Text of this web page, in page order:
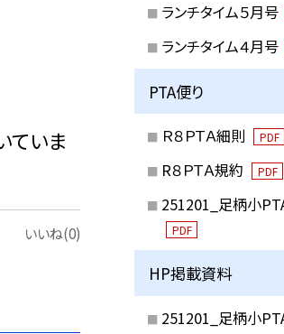
ていま
いいね(0)
ランチタイム５月号
ランチタイム４月号
PTA便り
Ｒ８ＰＴＡ細則 PDF
R８ＰＴＡ規約 PDF
251201_足柄小
PDF
HP掲載資料
251201_足柄小